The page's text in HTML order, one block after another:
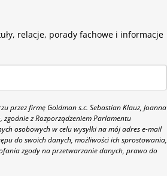
relacje, porady fachowe i informacje
przez firmę Goldman s.c. Sebastian Klauz, Joanna
z Rozporządzeniem Parlamentu
osobowych w celu wysyłki na mój adres e-mail
do swoich danych, możliwości ich sprostowania,
zgody na przetwarzanie danych, prawo do